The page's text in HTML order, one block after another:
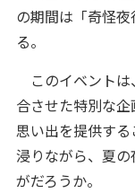
の期間は「奇怪
る。
このイベントは
合させた特別な
思い出を提供す
浸りながら、夏
がだろうか。